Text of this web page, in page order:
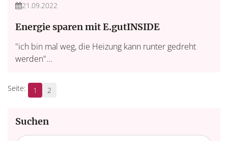
21.09.2022
Energie sparen mit E.gutINSIDE
"ich bin mal weg, die Heizung kann runter gedreht
werden"...
1 2
Suchen